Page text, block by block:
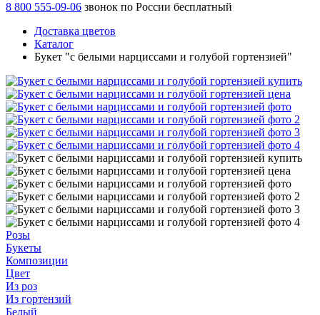
8 800 555-09-06 звонок по России бесплатный
Доставка цветов
Каталог
Букет "с белыми нарциссами и голубой гортензией"
Розы
Букеты
Композиции
Цвет
Из роз
Из гортензий
Белый